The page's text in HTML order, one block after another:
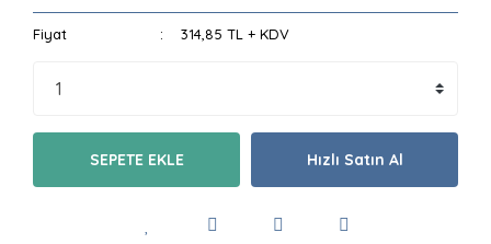
Fiyat 314,85 TL + KDV
SEPETE EKLE Hızlı Satın Al